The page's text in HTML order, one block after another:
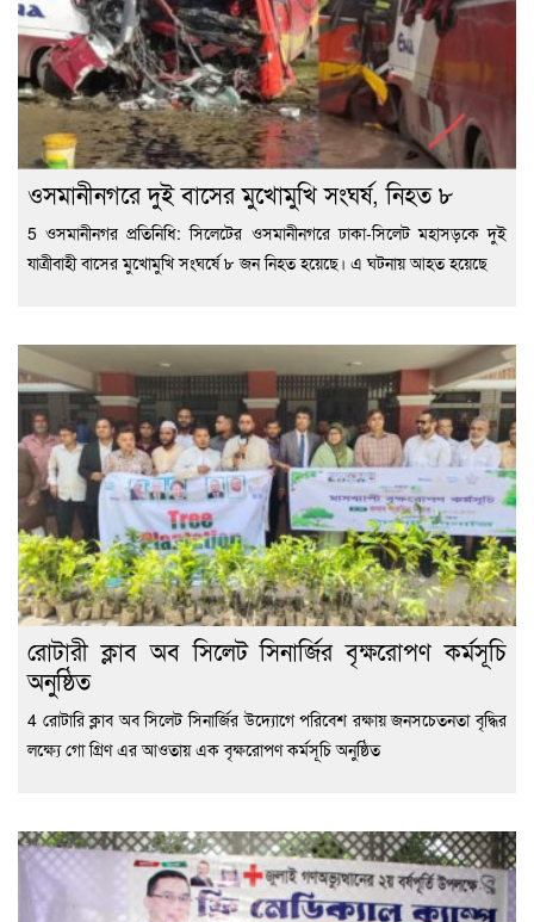
ওসমানীনগরে দুই বাসের মুখোমুখি সংঘর্ষ, নিহত ৮
5 ওসমানীনগর প্রতিনিধি: সিলেটের ওসমানীনগরে ঢাকা-সিলেট মহাসড়কে দুই
যাত্রীবাহী বাসের মুখোমুখি সংঘর্ষে ৮ জন নিহত হয়েছে। এ ঘটনায় আহত হয়েছে
রোটারী ক্লাব অব সিলেট সিনার্জির বৃক্ষরোপণ কর্মসূচি
অনুষ্ঠিত
4 রোটারি ক্লাব অব সিলেট সিনার্জির উদ্যোগে পরিবেশ রক্ষায় জনসচেতনতা বৃদ্ধির
লক্ষ্যে গো গ্রিণ এর আওতায় এক বৃক্ষরোপণ কর্মসূচি অনুষ্ঠিত